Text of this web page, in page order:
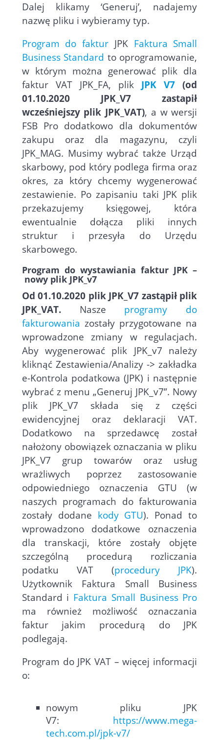
Dalej klikamy ‘Generuj’, nadajemy
nazwę pliku i wybieramy typ.
Program do faktur JPK Faktura Small
Business Standard to oprogramowanie,
w którym można generować plik dla
faktur VAT JPK_FA, plik JPK V7 (od
01.10.2020 JPK_V7 zastapił
wcześniejszy plik JPK_VAT), a w wersji
FSB Pro dodatkowo dla dokumentów
zakupu oraz dla magazynu, czyli
JPK_MAG. Musimy wybrać także Urząd
skarbowy, pod który podlega firma oraz
okres, za który chcemy wygenerować
zestawienie. Po zapisaniu taki JPK plik
przekazujemy księgowej, która
ewentualnie dołącza pliki innych
struktur i przesyła do Urzędu
skarbowego.
Program do wystawiania faktur JPK–
nowy plik JPK_v7
Od 01.10.2020 plik JPK_V7 zastąpił plik
JPK_VAT.Nasze programy do
fakturowania zostały przygotowane na
wprowadzone zmiany w regulacjach.
Aby wygenerować plik JPK_v7 należy
kliknąć Zestawienia/Analizy -> zakładka
e-Kontrola podatkowa (JPK) i następnie
wybrać z menu „Generuj JPK_v7”. Nowy
plik JPK_V7 składa się z części
ewidencyjnej oraz deklaracji VAT.
Dodatkowo na sprzedawcę został
nałożony obowiązek oznaczania w pliku
JPK_V7 grup towarów oraz usług
wrażliwych poprzez zastosowanie
odpowiedniego oznaczenia GTU (w
naszych programach do fakturowania
zostały dodane kody GTU). Ponad to
wprowadzono dodatkowe oznaczenia
dla transkacji, które zostały objęte
szczególną procedurą rozliczania
podatku VAT (procedury JPK).
Użytkownik Faktura Small Business
Standard i Faktura Small Business Pro
ma również możliwość oznaczania
faktur jakim procedurą do JPK
podlegają.
Program do JPK VAT – więcej informacji
o:
nowym pliku JPK
V7: https://www.mega-
tech.com.pl/jpk-v7/